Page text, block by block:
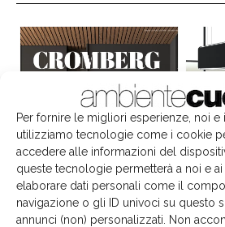
Per fornire le migliori esperienze, noi e
utilizziamo tecnologie come i cookie
accedere alle informazioni del
queste tecnologie permetterà a noi e
elaborare dati personali come il
navigazione o gli ID univoci su questo
annunci (non) personalizzati. Non